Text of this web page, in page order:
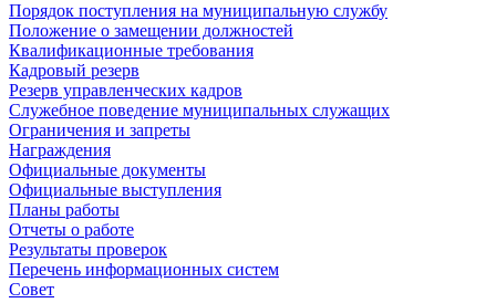
Порядок поступления на муниципальную службу
Положение о замещении должностей
Квалификационные требования
Кадровый резерв
Резерв управленческих кадров
Служебное поведение муниципальных служащих
Ограничения и запреты
Награждения
Официальные документы
Официальные выступления
Планы работы
Отчеты о работе
Результаты проверок
Перечень информационных систем
Совет